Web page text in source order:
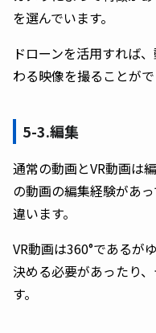
を選んでいます。
ドローンを活用すれば
わる映像を撮ることがで
5-3.編集
通常の動画とVR動画は
の動画の編集経験があ
違います。
VR動画は360°であるが
決める必要があったり
す。